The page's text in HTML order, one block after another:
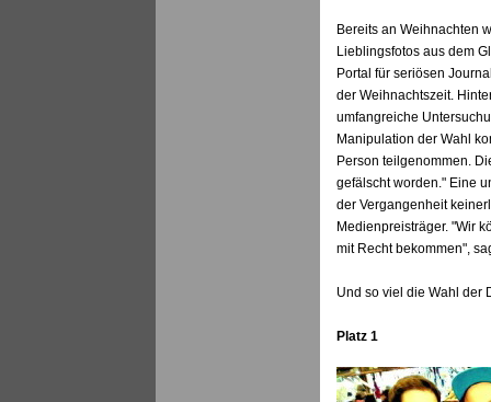
Bereits an Weihnachten
Lieblingsfotos aus dem
Portal für seriösen
der Weihnachtszeit.
umfangreiche
Manipulation der Wahl
Person teilgenommen.
gefälscht worden." Eine
der Vergangenheit
Medienpreisträger. "Wir
mit Recht bekommen",
Und so viel die Wahl der
Platz 1